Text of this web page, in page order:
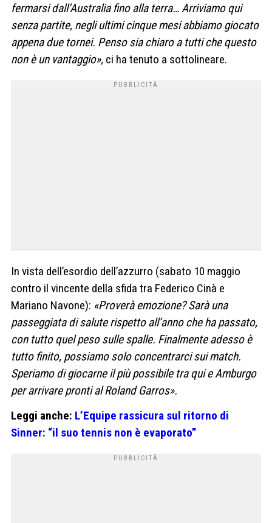
fermarsi dall’Australia fino alla terra… Arriviamo qui
senza partite, negli ultimi cinque mesi abbiamo giocato
appena due tornei. Penso sia chiaro a tutti che questo
non è un vantaggio», ci ha tenuto a sottolineare.
In vista dell’esordio dell’azzurro (sabato 10 maggio
contro il vincente della sfida tra Federico Cinà e
Mariano Navone): «Proverà emozione? Sarà una
passeggiata di salute rispetto all’anno che ha passato,
con tutto quel peso sulle spalle. Finalmente adesso è
tutto finito, possiamo solo concentrarci sui match.
Speriamo di giocarne il più possibile tra qui e Amburgo
per arrivare pronti al Roland Garros».
Leggi anche: L’Equipe rassicura sul ritorno di
Sinner: “il suo tennis non è evaporato”